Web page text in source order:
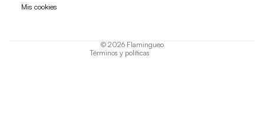
Mis cookies
© 2026 Flamingueo
Términos y políticas